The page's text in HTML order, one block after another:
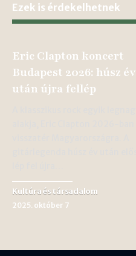
Ezek is érdekelhetnek
Eric Clapton koncert
Budapest 2026: húsz év
után újra fellép
Kultúra és társadalom
2025. október 7